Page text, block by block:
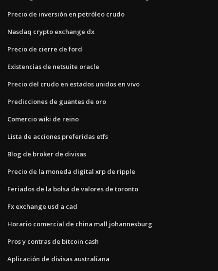
Precio de inversión en petróleo crudo
Nasdaq crypto exchange dx
Precio de cierre de ford
Existencias de netsuite oracle
Precio del crudo en estados unidos en vivo
Predicciones de guantes de oro
Comercio wiki de reino
Lista de acciones preferidas etfs
Blog de broker de divisas
Precio de la moneda digital xrp de ripple
Feriados de la bolsa de valores de toronto
Fx exchange usd a cad
Horario comercial de china mall johannesburg
Pros y contras de bitcoin cash
Aplicación de divisas australiana